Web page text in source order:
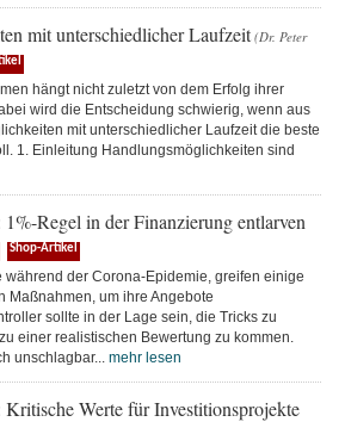
mit unterschiedlicher Laufzeit (Dr. Peter
hängt nicht zuletzt von dem Erfolg ihrer
wird die Entscheidung schwierig, wenn aus
mit unterschiedlicher Laufzeit die beste
1. Einleitung Handlungsmöglichkeiten sind
Regel in der Finanzierung entlarven
Shop-Artikel
während der Corona-Epidemie, greifen einige
Maßnahmen, um ihre Angebote
sollte in der Lage sein, die Tricks zu
einer realistischen Bewertung zu kommen.
unschlagbar... mehr lesen
Werte für Investitionsprojekte